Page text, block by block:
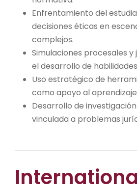
Enfrentamiento del
decisiones éticas en
complejos.
Simulaciones procesales y
el desarrollo de
Uso estratégico de
como apoyo al
Desarrollo de
vinculada a problemas